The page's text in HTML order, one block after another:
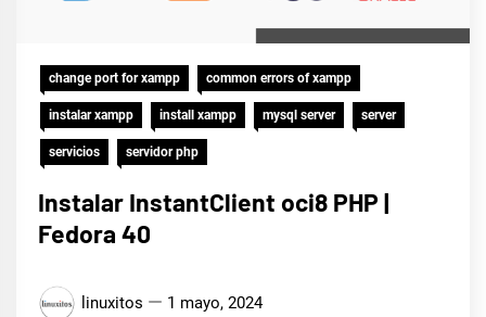
change port for xampp common errors of xampp
instalar xampp install xampp mysql server server
servicios servidor php
Instalar InstantClient oci8 PHP |
Fedora 40
linuxitos 1 mayo, 2024